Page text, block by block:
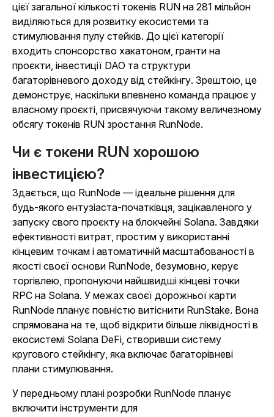
цієї загальної кількості токенів RUN на 281 мільйон
виділяються для розвитку екосистеми та
стимулювання пулу стейків. До цієї категорії
входить спонсорство хакатоном, гранти на
проєкти, інвестиції DAO та структури
багаторівневого доходу від стейкінгу. Зрештою, це
демонструє, наскільки впевнено команда працює у
власному проєкті, присвячуючи такому величезному
обсягу токенів RUN зростання RunNode.
Чи є токени RUN хорошою
інвестицією?
Здається, що RunNode — ідеальне рішення для
будь-якого ентузіаста-початківця, зацікавленого у
запуску свого проєкту на блокчейні Solana. Завдяки
ефективності витрат, простим у використанні
кінцевим точкам і автоматичній масштабованості в
якості своєї основи RunNode, безумовно, керує
торгівлею, пропонуючи найшвидші кінцеві точки
RPC на Solana. У межах своєї дорожньої карти
RunNode планує повністю витіснити RunStake. Вона
спрямована на те, щоб відкрити більше ліквідності в
екосистемі Solana DeFi, створивши систему
кругового стейкінгу, яка включає багаторівневі
плани стимулювання.
У передньому плані розробки RunNode планує
включити інструменти для